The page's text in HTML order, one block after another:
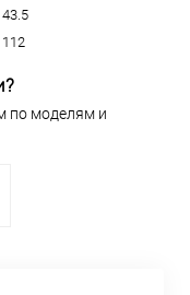
43.5
112
по моделям и